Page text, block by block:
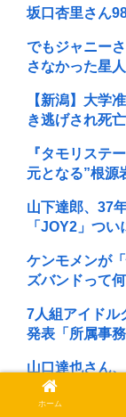
坂口杏里さん
でもジャニー
さなかった星
【新潟】大学
き逃げされ死亡
『タモリステ
元となる”根源
山下達郎、37
「JOY2」つ
ケンモメンが
ズバンドって
7人組アイドル
発表「所属事
山口達也さん
松本まりか「
ホーム